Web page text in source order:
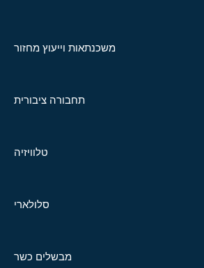
משכנתאות וייעוץ מחזור
תחבורה ציבורית
טלוויזיה
סלולארי
מבשלים כשר